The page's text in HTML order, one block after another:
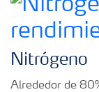
Nitrógeno
Alrededor de